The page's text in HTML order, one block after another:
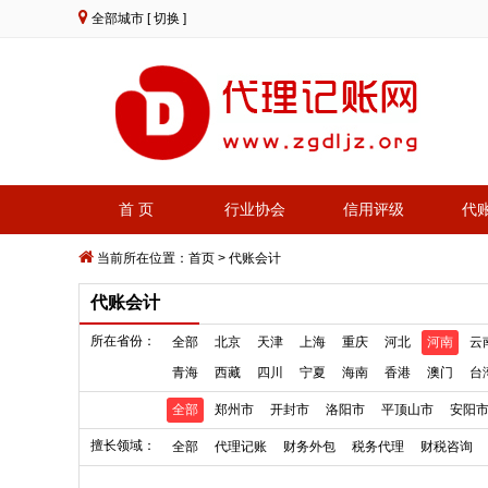
全部城市 [ 切换 ]
首 页 行业协会 信用评级 代
当前所在位置： 首页 > 代账会计
代账会计
所在省份： 全部 北京 天津 上海 重庆 河北 河南
云
青海
西藏 四川 宁夏 海南 香港 澳门 台
全部 郑州市 开封市 洛阳市 平顶山市 安阳市
擅长领域： 全部 代理记账 财务外包 税务代理 财税咨询